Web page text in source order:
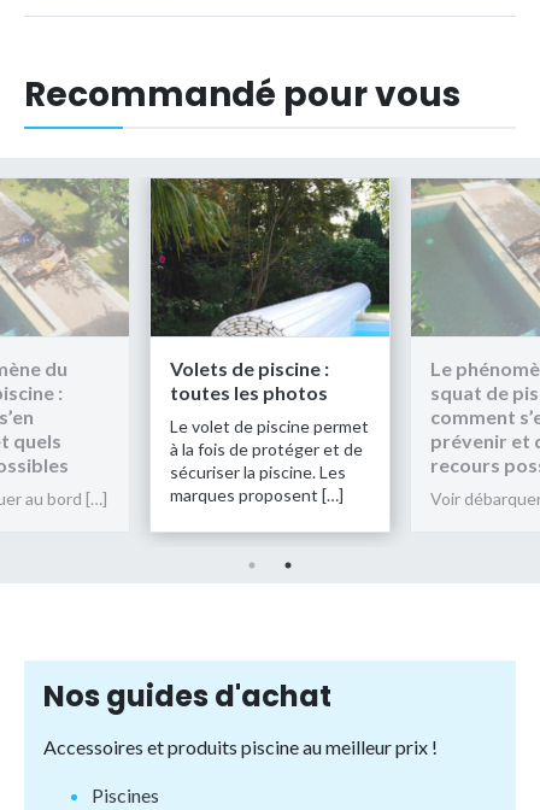
Recommandé pour vous
Volets de piscine :
toutes les photos
Le volet de piscine permet
à la fois de protéger et de
sécuriser la piscine. Les
marques proposent […]
Le phénomène du
squat de piscine :
comment s’en
prévenir et quels
recours possibles
Voir débarquer au bord […]
Nos guides d'achat
Accessoires et produits piscine au meilleur prix !
Piscines